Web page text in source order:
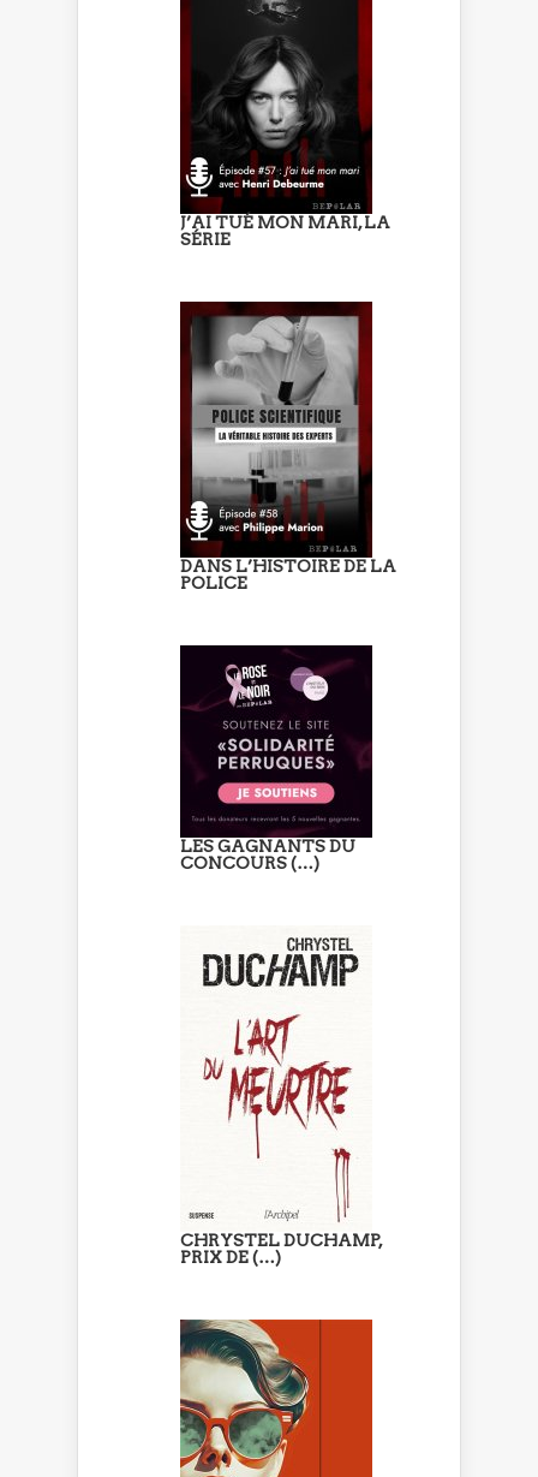
J’AI TUÉ MON MARI, LA
SÉRIE
DANS L’HISTOIRE DE LA
POLICE
LES GAGNANTS DU
CONCOURS (…)
CHRYSTEL DUCHAMP,
PRIX DE (…)